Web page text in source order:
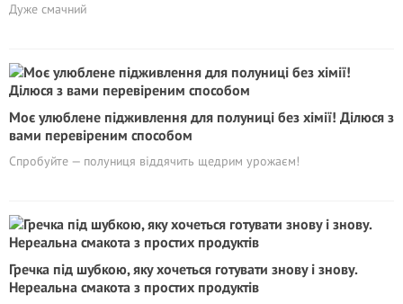
Дуже смачний
Моє улюблене підживлення для полуниці без хімії! Ділюся з
вами перевіреним способом
Спробуйте — полуниця віддячить щедрим урожаєм!
Гречка під шубкою, яку хочеться готувати знову і знову.
Нереальна смакота з простих продуктів